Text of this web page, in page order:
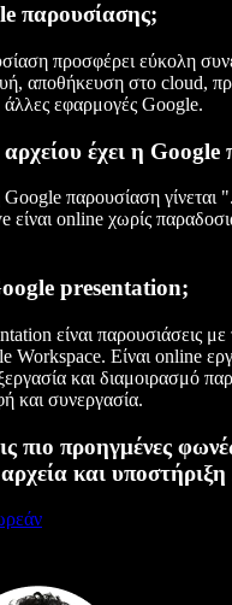
παρουσίασης;
προσφέρει εύκολη
αποθήκευση στο cloud,
εφαρμογές Google.
έχει η Google
παρουσίαση
είναι online χωρίς
presentation;
είναι παρουσιάσεις
Workspace. Είναι online
και διαμοιρασμό
και συνεργασία.
πιο προηγμένες
και